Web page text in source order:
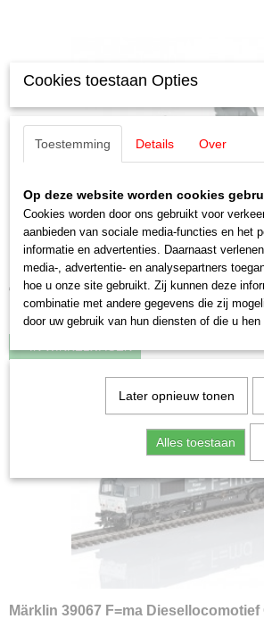
Märklin E671860 Koppelinghouder 4
€ 7,50
Op voorraad
Märklin 39067 F=ma Diesellocomotief
Cookies toestaan Opties
Toestemming Details Over
Op deze website worden cookies
Cookies worden door ons gebruikt voor
aanbieden van sociale media-functies en het
informatie en advertenties. Daarnaast
media-, advertentie- en analysepartners
hoe u onze site gebruikt. Zij kunnen deze
combinatie met andere gegevens die zij
door uw gebruik van hun diensten of die u
Later opnieuw tonen
Alles toestaan